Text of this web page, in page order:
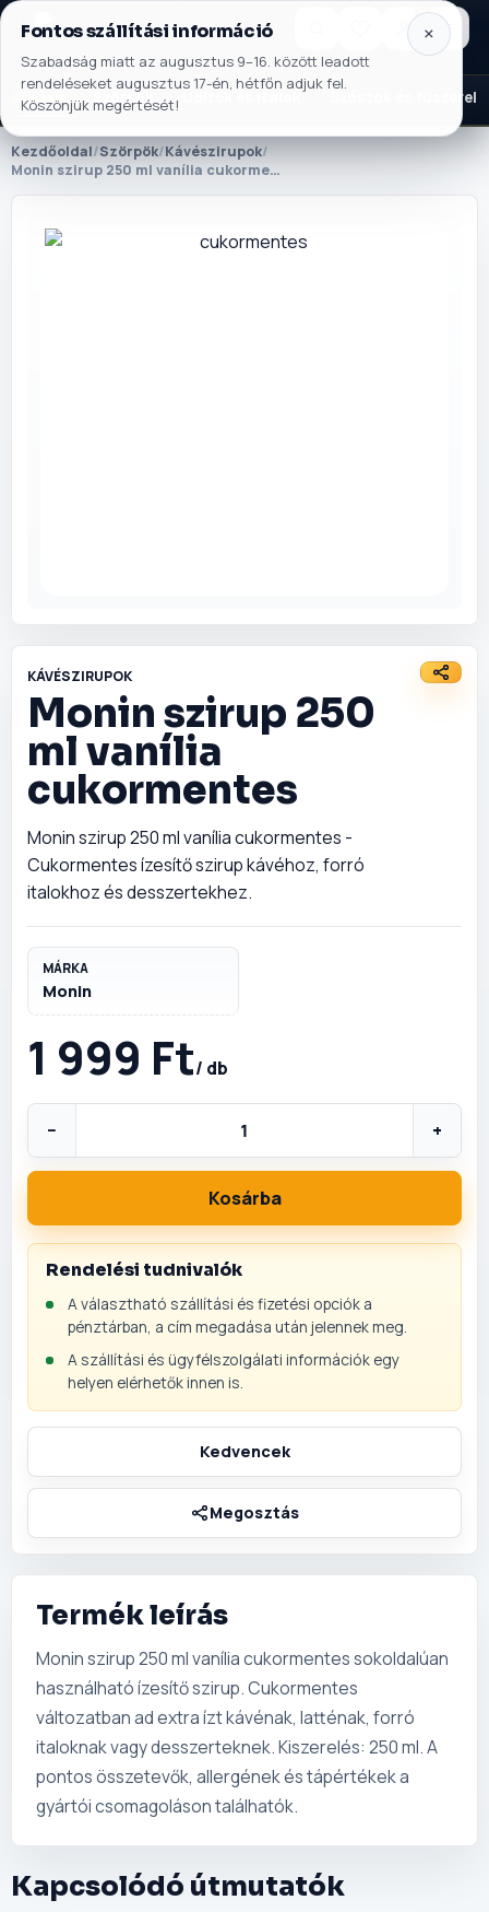
Kávé Szörpök Üdítők és italok Szószok és fűszerek
NORSA CO BT
MENÜ
🏠 Kezdőlap
Szállítás
👤 Fiókom
Illatosítók és
háztartás
Csomagajánlatok
Kezdőoldal/Szörpök/Kávészirupok/
Monin szirup 250 ml vanília cukormentes
KÁVÉSZIRUPOK
Monin szirup 250
ml vanília
cukormentes
Monin szirup 250 ml vanília cukormentes -
Cukormentes ízesítő szirup kávéhoz, forró
italokhoz és desszertekhez.
MÁRKA
Monin
1 999 Ft/ db
− +
Kosárba
Rendelési tudnivalók
A választható szállítási és fizetési opciók a
pénztárban, a cím megadása után jelennek meg.
A szállítási és ügyfélszolgálati információk egy
helyen elérhetők innen is.
Termék leírás
Monin szirup 250 ml vanília cukormentes sokoldalúan
használható ízesítő szirup. Cukormentes
változatban ad extra ízt kávénak, latténak, forró
italoknak vagy desszerteknek. Kiszerelés: 250 ml. A
pontos összetevők, allergének és tápértékek a
gyártói csomagoláson találhatók.
Kapcsolódó útmutatók
×
Betöltés...
×
Fontos szállítási információ
Szabadság miatt az augusztus 9–16. között leadott
rendeléseket augusztus 17-én, hétfőn adjuk fel.
Köszönjük megértését!